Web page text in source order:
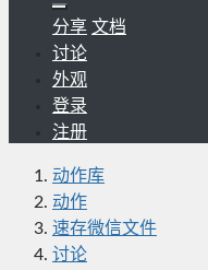
分享 文档
讨论
外观
登录
注册
动作库
动作
速存微信文件
讨论